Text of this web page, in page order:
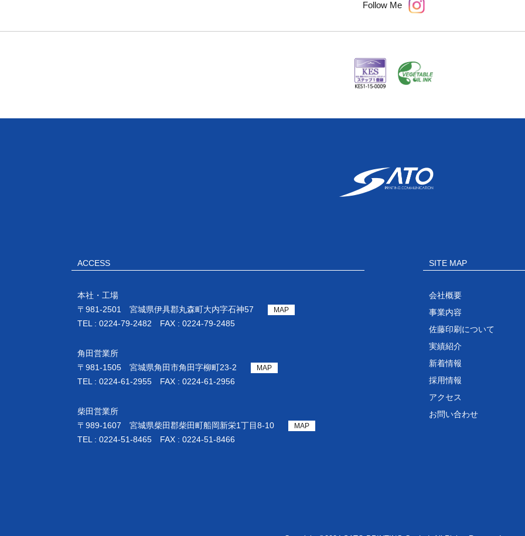
Follow Me
ACCESS
MAP
本社・工場
〒981-2501 宮城県伊具郡丸森町大内字石神57
TEL : 0224-79-2482 FAX : 0224-79-2485
MAP
角田営業所
〒981-1505 宮城県角田市角田字柳町23-2
TEL : 0224-61-2955 FAX : 0224-61-2956
MAP
柴田営業所
〒989-1607 宮城県柴田郡柴田町船岡新栄1丁目8-10
TEL : 0224-51-8465 FAX : 0224-51-8466
SITE MAP
会社概要
事業内容
佐藤印刷について
実績紹介
新着情報
採用情報
アクセス
お問い合わせ